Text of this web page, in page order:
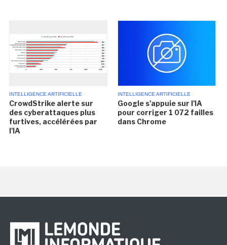
INTELLIGENCE ARTIFICIELLE
CrowdStrike alerte sur
des cyberattaques plus
furtives, accélérées par
l'IA
INTELLIGENCE ARTIFICIELLE
Google s'appuie sur l'IA
pour corriger 1 072 failles
dans Chrome